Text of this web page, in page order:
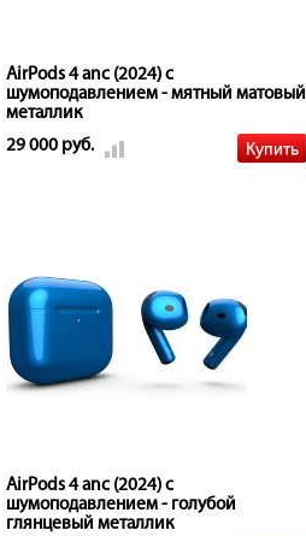
AirPods 4 anc (2024) с
шумоподавлением - мятный матовый
металлик
29 000 руб.
AirPods 4 anc (2024) с
шумоподавлением - голубой
глянцевый металлик